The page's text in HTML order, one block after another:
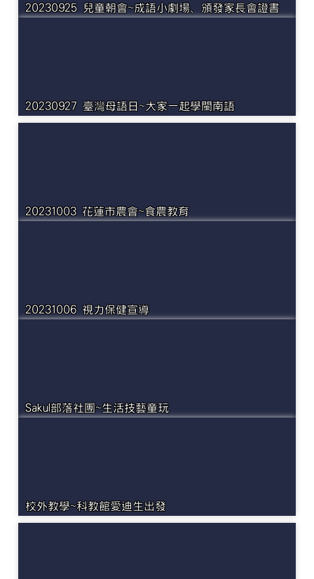
20230925 兒童朝會~成語小劇場、頒發家長會證書
20230927 臺灣母語日~大家一起學閩南語
20231003 花蓮市農會~食農教育
20231006 視力保健宣導
Sakul部落社團~生活技藝童玩
校外教學~科教館愛迪生出發